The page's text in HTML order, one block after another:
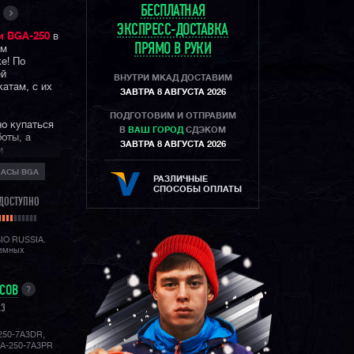
BGA-250 в
По
с их
купаться
а
в ночное
и украсит
эти
тепла
BGA
RUSSIA.
?
7A3DR,
250-7A3PR
БЕСПЛАТНАЯ
ЭКСПРЕСС-ДОСТАВКА
ПРЯМО В РУКИ
ВНУТРИ МКАД ДОСТАВИМ
ЗАВТРА 8 АВГУСТА 2026
ПОДГОТОВИМ И ОТПРАВИМ
В ВАШ ГОРОД СДЭКОМ
ЗАВТРА 8 АВГУСТА 2026
РАЗЛИЧНЫЕ
СПОСОБЫ ОПЛАТЫ